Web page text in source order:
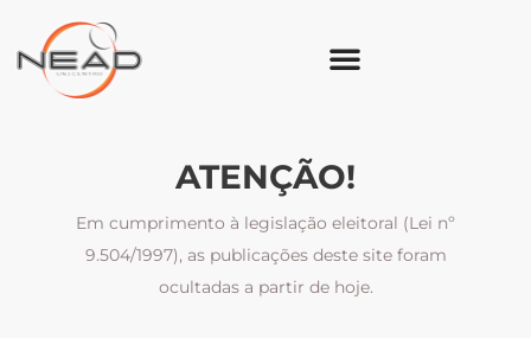
ATENÇÃO!
Em cumprimento à legislação eleitoral (Lei nº
9.504/1997), as publicações deste site foram
ocultadas a partir de hoje.